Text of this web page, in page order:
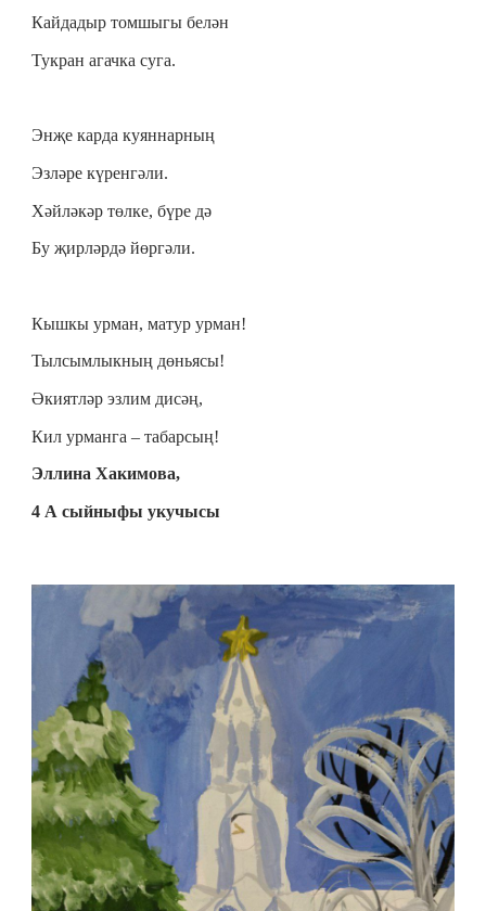
Кайдадыр томшыгы белән
Тукран агачка суга.
Энҗе карда куяннарның
Эзләре күренгәли.
Хәйләкәр төлке, бүре дә
Бу җирләрдә йөргәли.
Кышкы урман, матур урман!
Тылсымлыкның дөньясы!
Әкиятләр эзлим дисәң,
Кил урманга – табарсың!
Эллина Хакимова,
4 А сыйныфы укучысы